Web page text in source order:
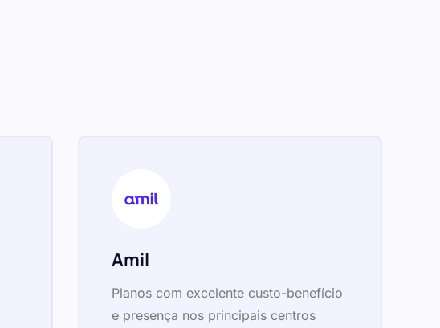
Amil
Planos com excelente custo-benefício
e presença nos principais centros